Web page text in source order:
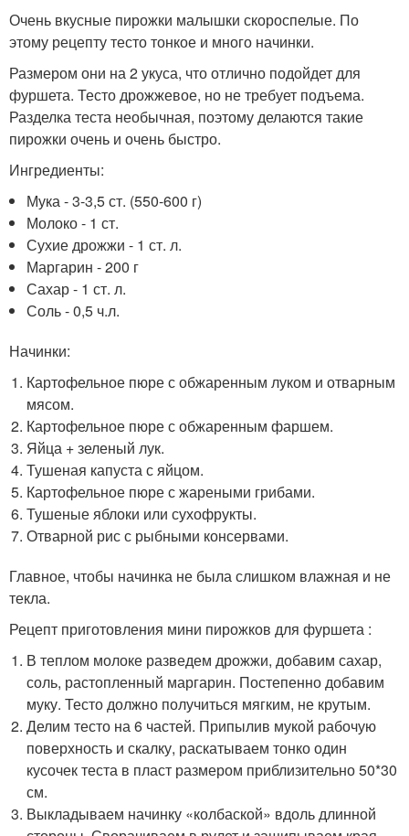
Очень вкусные пирожки малышки скороспелые. По
этому рецепту тесто тонкое и много начинки.
Размером они на 2 укуса, что отлично подойдет для
фуршета. Тесто дрожжевое, но не требует подъема.
Разделка теста необычная, поэтому делаются такие
пирожки очень и очень быстро.
Ингредиенты:
Мука - 3-3,5 ст. (550-600 г)
Молоко - 1 ст.
Сухие дрожжи - 1 ст. л.
Маргарин - 200 г
Сахар - 1 ст. л.
Соль - 0,5 ч.л.
Начинки:
Картофельное пюре с обжаренным луком и отварным
мясом.
Картофельное пюре с обжаренным фаршем.
Яйца + зеленый лук.
Тушеная капуста с яйцом.
Картофельное пюре с жареными грибами.
Тушеные яблоки или сухофрукты.
Отварной рис с рыбными консервами.
Главное, чтобы начинка не была слишком влажная и не
текла.
Рецепт приготовления мини пирожков для фуршета :
В теплом молоке разведем дрожжи, добавим сахар,
соль, растопленный маргарин. Постепенно добавим
муку. Тесто должно получиться мягким, не крутым.
Делим тесто на 6 частей. Припылив мукой рабочую
поверхность и скалку, раскатываем тонко один
кусочек теста в пласт размером приблизительно 50*30
см.
Выкладываем начинку «колбаской» вдоль длинной